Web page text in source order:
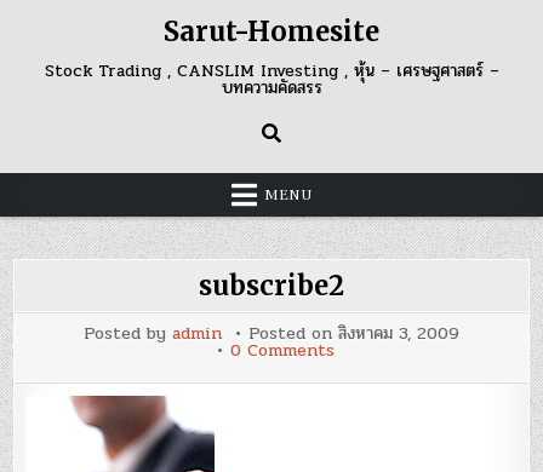
content
Sarut-Homesite
Stock Trading , CANSLIM Investing , หุ้น – เศรษฐศาสตร์ –
บทความคัดสรร
MENU
subscribe2
Posted by admin Posted on สิงหาคม 3, 2009
0 Commentson